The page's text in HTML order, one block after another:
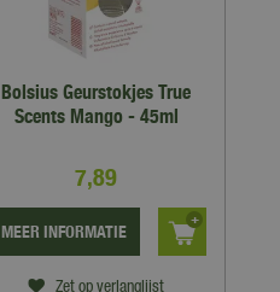
Bolsius Geurstokjes True
Scents Mango - 45ml
7,89
Zet op verlanglijst
MEER INFORMATIE